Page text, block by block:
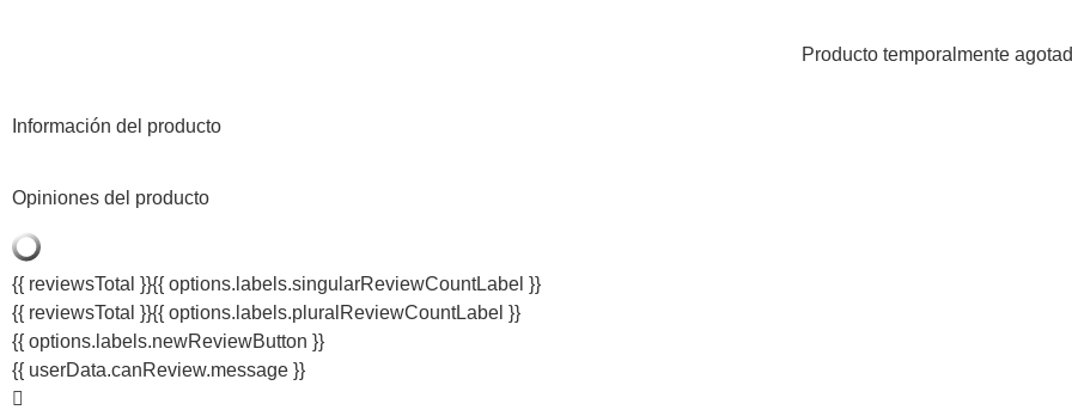
Producto temporalmente
Información del producto
Opiniones del producto
{{ reviewsTotal }}{{ options.labels.singularReviewCountLabel }}
{{ reviewsTotal }}{{ options.labels.pluralReviewCountLabel }}
{{ options.labels.newReviewButton }}
{{ userData.canReview.message }}